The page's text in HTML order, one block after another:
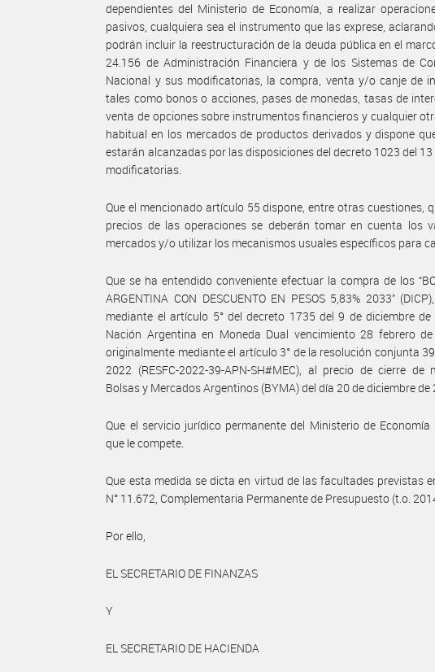
dependientes del Ministerio de Economía, a realizar
pasivos, cualquiera sea el instrumento que las exprese,
podrán incluir la reestructuración de la deuda pública en el
24.156 de Administración Financiera y de los Sistemas de
Nacional y sus modificatorias, la compra, venta y/o canje de
tales como bonos o acciones, pases de monedas, tasas de
venta de opciones sobre instrumentos financieros y cualquier
habitual en los mercados de productos derivados y dispone
estarán alcanzadas por las disposiciones del decreto 1023 del
modificatorias.
Que el mencionado artículo 55 dispone, entre otras cuestiones,
precios de las operaciones se deberán tomar en cuenta los
mercados y/o utilizar los mecanismos usuales específicos para
Que se ha entendido conveniente efectuar la compra de los
ARGENTINA CON DESCUENTO EN PESOS 5,83% 2033”
mediante el artículo 5° del decreto 1735 del 9 de diciembre
Nación Argentina en Moneda Dual vencimiento 28 febrero de
originalmente mediante el artículo 3° de la resolución conjunta
2022 (RESFC-2022-39-APN-SH#MEC), al precio de cierre
Bolsas y Mercados Argentinos (BYMA) del día 20 de diciembre de
Que el servicio jurídico permanente del Ministerio de
que le compete.
Que esta medida se dicta en virtud de las facultades previstas
N° 11.672, Complementaria Permanente de Presupuesto (t.o.
Por ello,
EL SECRETARIO DE FINANZAS
Y
EL SECRETARIO DE HACIENDA